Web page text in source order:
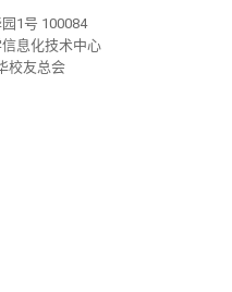
1号 100084
息化技术中心
校友总会